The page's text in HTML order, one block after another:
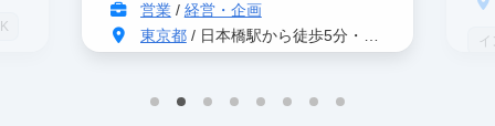
営業/ 経営・企画
東京都/ 日本橋駅から徒歩5分・茅場町駅から徒歩2分
インターン生3人以上在籍